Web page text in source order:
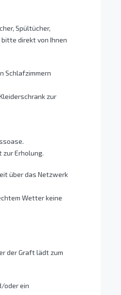
Spültücher,
direkt von Ihnen
Schlafzimmern
zur
zur Erholung.
über das Netzwerk
Wetter keine
der Graft lädt zum
oder ein